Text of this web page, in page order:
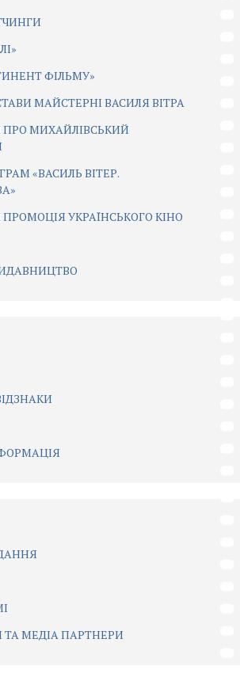
ФІЛЬМУ»
МАЙСТЕРНІ ВАСИЛЯ ВІТРА
МИХАЙЛІВСЬКИЙ
«ВАСИЛЬ ВІТЕР.
ПРОМОЦІЯ УКРАЇНСЬКОГО КІНО
ТА МЕДІА ПАРТНЕРИ